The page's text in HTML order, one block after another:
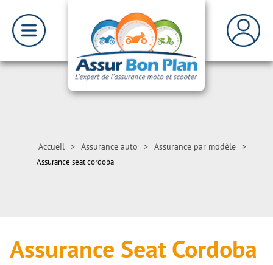
Accueil > Assurance auto > Assurance par modèle >
Assurance seat cordoba
Assurance Seat Cordoba